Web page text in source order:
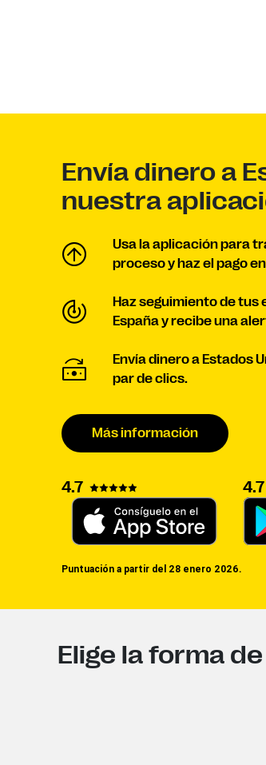
Envía dinero a
nuestra
Usa la aplicación para
proceso y haz el pago
Haz seguimiento de tus
España y recibe una
Envía dinero a Estados
par de clics.
Más información
4.7 4.7
Puntuación a partir del 28 enero 2026.
Elige la forma